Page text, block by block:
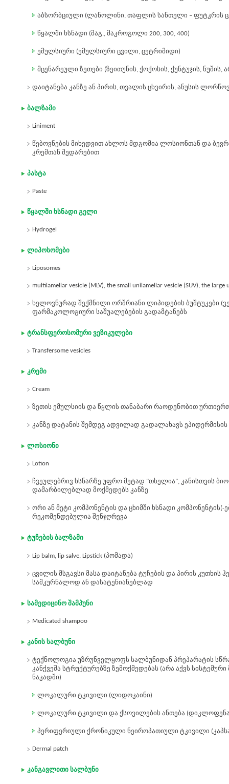
აბსორბციული (ლანოლინი, თაფლის სანთელი – ფუტკრის
წყალში ხსნადი (მაგ., მაკროგოლი 200, 300, 400)
ემულსიური (ემულსიური ცვილი, ცეტრიმიდი)
მცენარეული ზეთები (ზეითუნის, ქოქოსის, ქუნტუჯის, ნუშის,
დაიტანება კანზე ან პირის, თვალის ცხვირის, ანუსის
ბალზამი
Liniment
წებოვნების მიხედვით ახლოს მდგომია ლოსიონთან და
კრემთან შედარებით
პასტა
Paste
წყალში ხსნადი გელი
Hydrogel
ლიპოსომები
Liposomes
multilamellar vesicle (MLV), the small unilamellar vesicle (SUV), the
ხელოვნურად შექმნილი ორშრიანი ლიპიდების ბუშტუკები
ფარმაკოლოგიური საშუალებების გადამტანებს
ტრანსფეროსომური ვეზიკულები
Transfersome vesicles
კრემი
Cream
ზეთის ემულსიის და წყლის თანაბარი რაოდენობით
კანზე დატანის შემდეგ ადვილად გადალახავს ეპიდერმისის
ლოსიონი
Lotion
ჩვეულებრივ ხსნარზე უფრო მეტად "თხელია", კანისთვის
დამარბილებლად მოქმედებს კანზე
ორი ან მეტი კომპონენტის და ცხიმში ხსნადი კომპონენტის(-
რეკომენდებულია შენჯღრევა
ტუჩების ბალზამი
Lip balm, lip salve, Lipstick (პომადა)
ცვილის მსგავსი მასა დაიტანება ტუჩების და პირის კუთხის
სამკურნალოდ ან დასატენიანებლად
სამედიცინო შამპუნი
Medicated shampoo
კანის სალბუნი
ტექნოლოგია უზრუნველყოფს სალბუნიდან პრეპარატის
კანქვეშა სტრუქტურებზე ზემოქმედებას (არა აქვს
ნაკადში)
ლოკალური ტკივილი (ლიდოკაინი)
ლოკალური ტკივილი და ქსოვილების ანთება
პერიფერიული ქრონიკული ნეიროპათიული ტკივილი
Dermal patch
კანგავლითი სალბუნი